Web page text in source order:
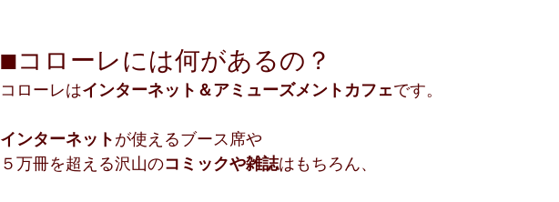
■コローレには何があるの？
コローレはインターネット＆アミューズメントカフェです。
インターネット が使えるブース席や
５万冊を超える沢山のコミックや雑誌はもちろん、